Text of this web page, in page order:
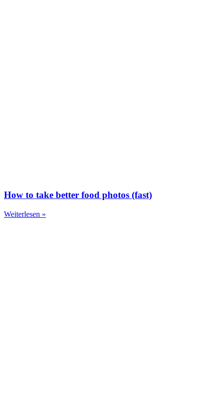
How to take better food photos (fast)
Weiterlesen »